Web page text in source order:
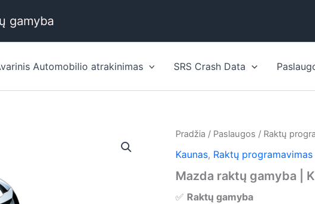
gamyba
Automobilio atrakinimas SRS Crash Data
Pradžia / Paslaugos / Raktų
Kaunas, Raktų programavimas
Mazda raktų gamyba |
✅ Raktų gamyba